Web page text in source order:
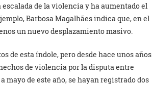
de la violencia y ha aumentado el
Barbosa Magalhães indica que, en el
un nuevo desplazamiento masivo.
de esta índole, pero desde hace unos años
de violencia por la disputa entre
mayo de este año, se hayan registrado dos